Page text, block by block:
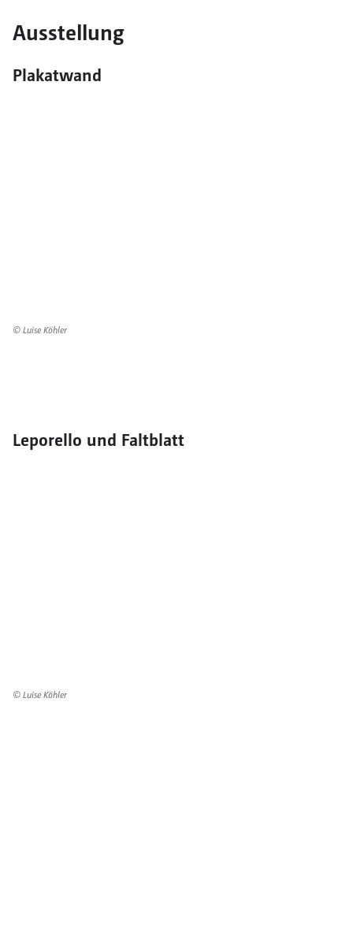
Ausstellung
Plakatwand
© Luise Köhler
Leporello und Faltblatt
© Luise Köhler